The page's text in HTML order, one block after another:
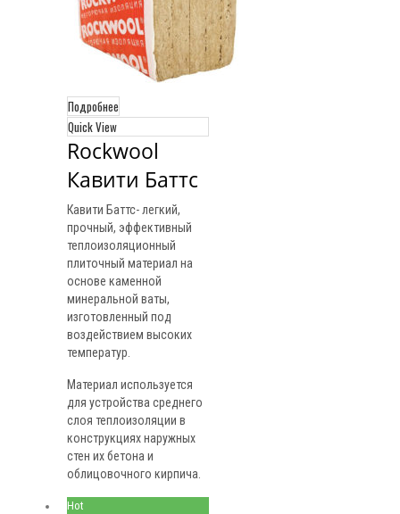
Подробнее
Quick View
Rockwool
Кавити Баттс
Кавити Баттс- легкий,
прочный, эффективный
теплоизоляционный
плиточный материал на
основе каменной
минеральной ваты,
изготовленный под
воздействием высоких
температур.
Материал используется
для устройства среднего
слоя теплоизоляции в
конструкциях наружных
стен их бетона и
облицовочного кирпича.
Hot